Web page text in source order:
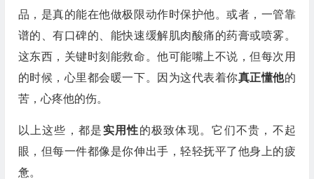
品，是真的能在他做极限动作时保护他。或者，一管靠
谱的、有口碑的、能快速缓解肌肉酸痛的药膏或喷雾。
这东西，关键时刻能救命。他可能嘴上不说，但每次用
的时候，心里都会暖一下。因为这代表着你真正懂他的
苦，心疼他的伤。
以上这些，都是实用性的极致体现。它们不贵，不起
眼，但每一件都像是你伸出手，轻轻抚平了他身上的疲
惫。